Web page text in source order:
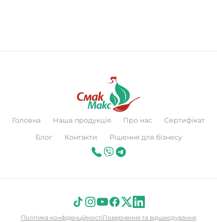
Головна Наша продукція Про нас
Сертифікат
Блог
Контакти Рішення для бізнесу
Політика конфіденційностіПовернення та відшкодування